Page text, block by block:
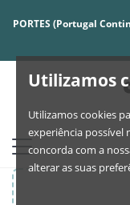
Utilizamos
Utilizamos cookies
experiência possível
concorda com a
alterar as suas
PORTES (Portugal